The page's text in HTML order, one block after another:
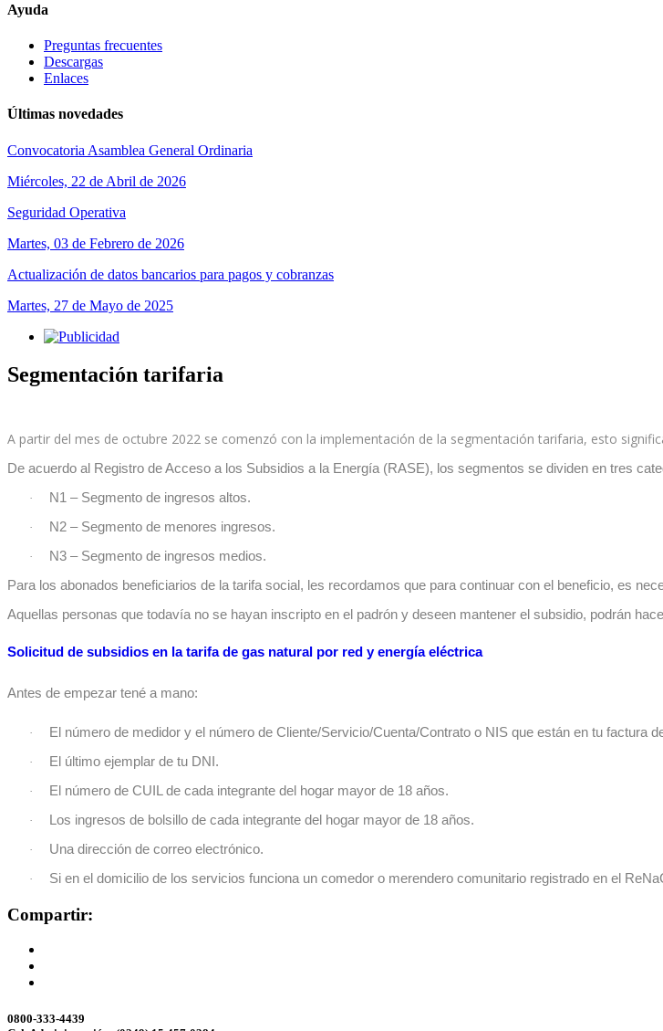
Ayuda
Preguntas frecuentes
Descargas
Enlaces
Últimas novedades
Convocatoria Asamblea General Ordinaria
Miércoles, 22 de Abril de 2026
Seguridad Operativa
Martes, 03 de Febrero de 2026
Actualización de datos bancarios para pagos y cobranzas
Martes, 27 de Mayo de 2025
Segmentación tarifaria
A partir del mes de octubre 2022 se comenzó con la implementación de la segmentación tarifaria, esto
De acuerdo al Registro de Acceso a los Subsidios a la Energía (RASE), los segmentos se dividen en tres
· N1 – Segmento de ingresos altos.
· N2 – Segmento de menores ingresos.
·
N3 – Segmento de ingresos medios.
Para los abonados beneficiarios de la tarifa social, les recordamos que para continuar con el beneficio, es
Aquellas personas que todavía no se hayan inscripto en el padrón y deseen mantener el subsidio, podrán
Solicitud de subsidios en la tarifa de gas natural por red y energía eléctrica
Antes de empezar tené a mano:
· El número de medidor y el número de Cliente/Servicio/Cuenta/Contrato o NIS que están en tu factura
· El último ejemplar de tu DNI.
· El número de CUIL de cada integrante del hogar mayor de 18 años.
· Los ingresos de bolsillo de cada integrante del hogar mayor de 18 años.
· Una dirección de correo electrónico.
· Si en el domicilio de los servicios funciona un comedor o merendero comunitario registrado en el
Compartir:
0800-333-4439